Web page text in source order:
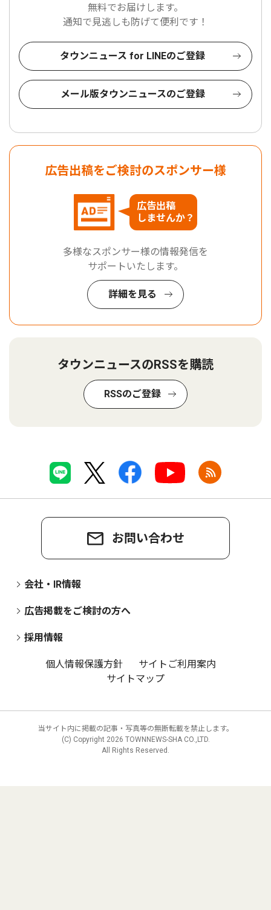
無料でお届けします。
通知で見逃しも防げて便利です！
タウンニュース for LINEのご登録
メール版タウンニュースのご登録
広告出稿をご検討のスポンサー様
広告出稿
しませんか？
多様なスポンサー様の情報発信を
サポートいたします。
詳細を見る
タウンニュースのRSSを購読
RSSのご登録
お問い合わせ
会社・IR情報
広告掲載をご検討の方へ
採用情報
個人情報保護方針
サイトご利用案内
サイトマップ
当サイト内に掲載の記事・写真等の無断転載を禁止します。
(C) Copyright 2026 TOWNNEWS-SHA CO.,LTD.
All Rights Reserved.